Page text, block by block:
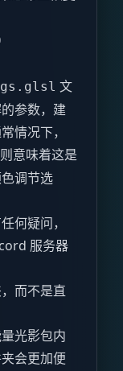
文
参数，建
情况下，
意味着这是
调节选
何疑问，
服务器
而不是直
光影包内
会更加便